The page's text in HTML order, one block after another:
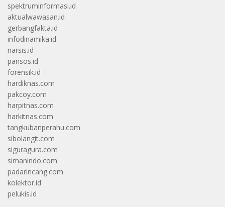
spektruminformasi.id
aktualwawasan.id
gerbangfakta.id
infodinamika.id
narsis.id
pansos.id
forensik.id
hardiknas.com
pakcoy.com
harpitnas.com
harkitnas.com
tangkubanperahu.com
sibolangit.com
siguragura.com
simanindo.com
padarincang.com
kolektor.id
pelukis.id